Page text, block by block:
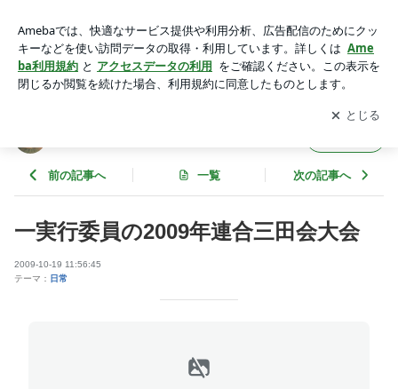
もとでー再びー～
アプリをダウンロードして ブログの更新通知
を受け取りまし
ょう。
開く
前の記事へ 一覧 次の記事へ
一実行委員の2009年連合三田会大会
2009-10-19 11:56:45
テーマ： 日常